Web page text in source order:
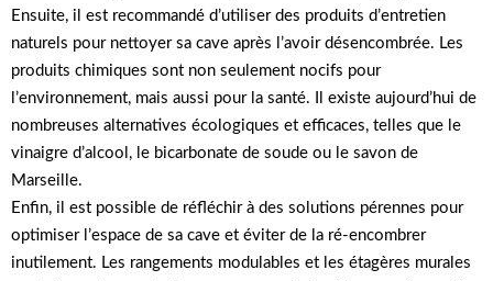
Ensuite, il est recommandé d’utiliser des produits d’entretien
naturels pour nettoyer sa cave après l’avoir désencombrée. Les
produits chimiques sont non seulement nocifs pour
l’environnement, mais aussi pour la santé. Il existe aujourd’hui de
nombreuses alternatives écologiques et efficaces, telles que le
vinaigre d’alcool, le bicarbonate de soude ou le savon de
Marseille.
Enfin, il est possible de réfléchir à des solutions pérennes pour
optimiser l’espace de sa cave et éviter de la ré-encombrer
inutilement. Les rangements modulables et les étagères murales